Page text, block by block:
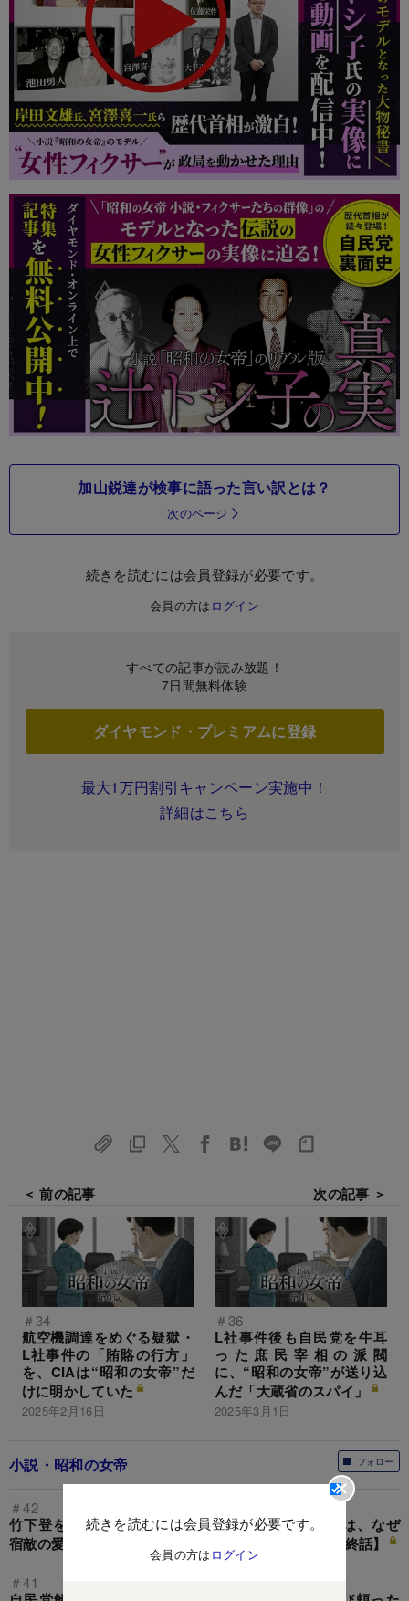
加山鋭達が検事に語った言い訳とは？
次のページ
続きを読むには会員登録が必要です。
会員の方は ログイン
すべての記事が読み放題！
7日間無料体験
ダイヤモンド・プレミアムに登録
最大1万円割引キャンペーン実施中！
詳細はこちら
続きを読むには会員登録が必要です。
会員の方は ログイン
＜ 前の記事
＃34
航空機調達をめぐる疑獄・
L社事件の「賄賂の行方」
を、CIAは“昭和の女帝”だ
けに明かしていた
2025年2月16日
次の記事 ＞
＃36
L社事件後も自民党を牛耳
った庶民宰相の派閥
に、“昭和の女帝”が送り込
んだ「大蔵省のスパイ」
2025年3月1日
フォロー
小説・昭和の女帝
＃42
竹下登を動かし宮沢内閣をつくった「昭和の女帝」は、なぜ
宿敵の愛人秘書とクリスマスイブを過ごしたのか【最終話】
＃41